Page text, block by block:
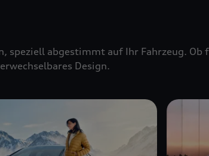
abgestimmt auf Ihr Fahrzeug. Ob
Design.